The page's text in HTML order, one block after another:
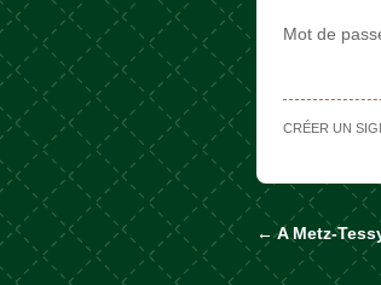
Mot de
CRÉER UN
←A Metz-